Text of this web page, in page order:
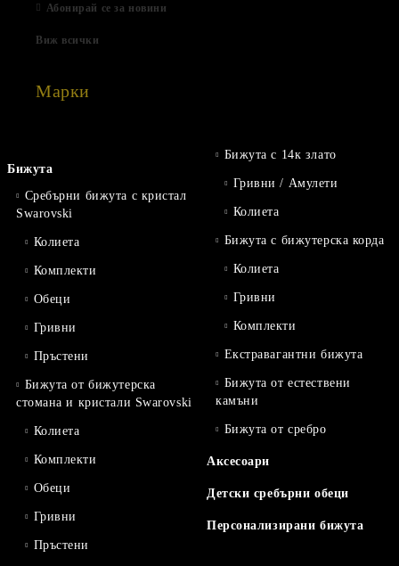
Абонирай се за новини
Виж всички
Марки
Бижута
Сребърни бижута с кристал
Swarovski
Колиета
Комплекти
Обеци
Гривни
Пръстени
Бижута от бижутерска
стомана и кристали Swarovski
Колиета
Комплекти
Обеци
Гривни
Пръстени
Бижута с 14к злато
Гривни / Амулети
Колиета
Бижута с бижутерска корда
Колиета
Гривни
Комплекти
Екстравагантни бижута
Бижута от естествени
камъни
Бижута от сребро
Аксесоари
Детски сребърни обеци
Персонализирани бижута